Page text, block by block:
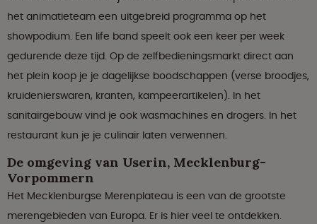
het animatieteam een ​​uitgebreid programma op het
showpodium. Een life band speelt ook een keer per week
gedurende deze tijd. Op de zelfbedieningsmarkt direct aan
het plein koop je je dagelijkse boodschappen (verse broodjes,
kruidenierswaren, kranten, kampeerartikelen). In het
sanitairgebouw vind je ook wasmachines en drogers. In het
restaurant kun je je culinair laten verwennen.
De omgeving van Userin, Mecklenburg-
Vorpommern
Het Mecklenburgse Merenplateau is een van de grootste
merengebieden van Europa. Er is hier veel te ontdekken.